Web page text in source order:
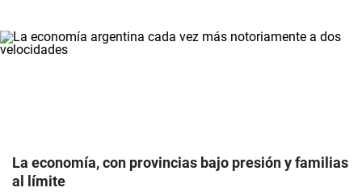
La economía, con provincias bajo presión y familias
al límite